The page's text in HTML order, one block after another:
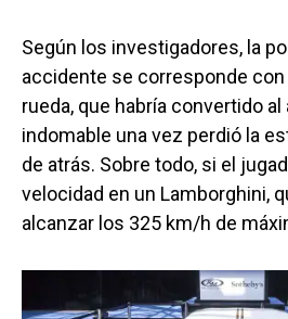
Según los investigadores, la
accidente se corresponde
rueda, que habría convertido
indomable una vez perdió la
de atrás. Sobre todo, si el
velocidad en un Lamborghini,
alcanzar los 325 km/h de